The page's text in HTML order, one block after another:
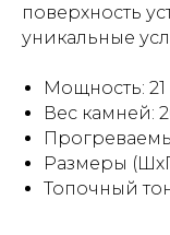
поверхность
уникальные
Мощность: 21
Вес камней:
Размеры
Топочный